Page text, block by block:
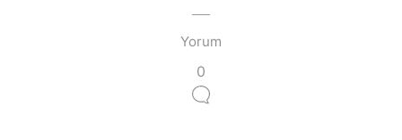
Yorum
0